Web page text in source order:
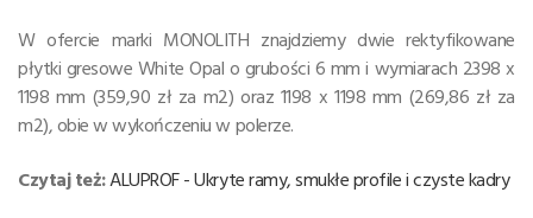
W ofercie marki MONOLITH znajdziemy dwie rektyfikowane
płytki gresowe White Opal o grubości 6 mm i wymiarach 2398 x
1198 mm (359,90 zł za m2) oraz 1198 x 1198 mm (269,86 zł za
m2), obie w wykończeniu w polerze.
Czytaj też:ALUPROF - Ukryte ramy, smukłe profile i czyste kadry